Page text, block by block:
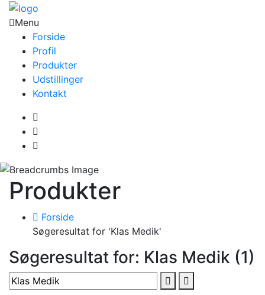
Menu
Forside
Profil
Produkter
Udstillinger
Kontakt
Produkter
Forside
Søgeresultat for 'Klas Medik'
Søgeresultat for: Klas Medik (1)